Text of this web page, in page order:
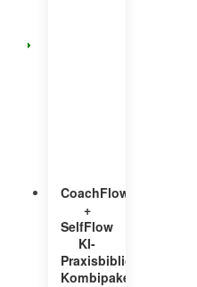
CoachFlow©
+
SelfFlow
KI-
Praxisbibliothek
Kombipaket